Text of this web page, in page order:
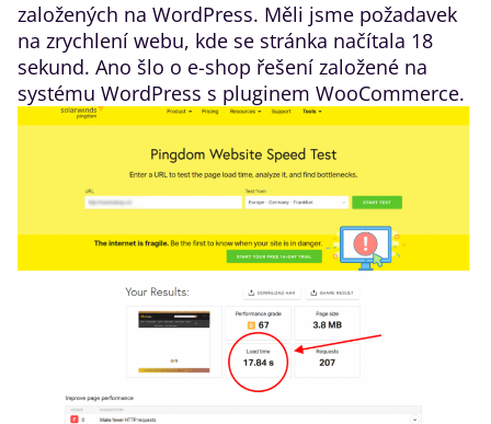
založených na WordPress. Měli jsme požadavek
na zrychlení webu, kde se stránka načítala 18
sekund. Ano šlo o e-shop řešení založené na
systému WordPress s pluginem WooCommerce.